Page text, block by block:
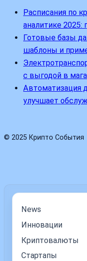
Расписания по
аналитике 2025:
Готовые базы
шаблоны и
с выгодой в
Автоматизация
улучшает
© 2025 Крипто События
News
Инновации
Криптовалюты
Стартапы